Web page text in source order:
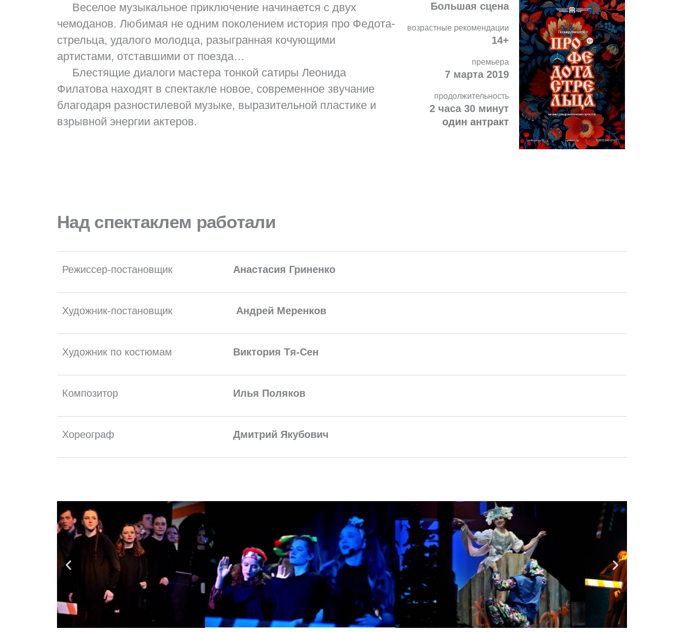
Веселое музыкальное приключение начинается с двух
чемоданов. Любимая не одним поколением история про Федота-
стрельца, удалого молодца, разыгранная кочующими
артистами, отставшими от поезда…
Блестящие диалоги мастера тонкой сатиры Леонида
Филатова находят в спектакле новое, современное звучание
благодаря разностилевой музыке, выразительной пластике и
взрывной энергии актеров.
Большая сцена
возрастные рекомендации
14+
премьера
7 марта 2019
продолжительность
2 часа 30 минут
один антракт
Над спектаклем работали
Режиссер-постановщик Анастасия Гриненко
Художник-постановщик Андрей Меренков
Художник по костюмам Виктория Тя-Сен
Композитор Илья Поляков
Хореограф Дмитрий Якубович